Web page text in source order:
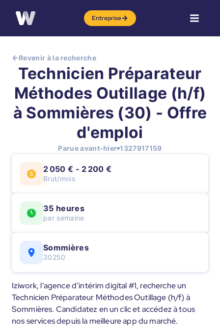
Entreprise
Revenir à la recherche
Technicien Préparateur
Méthodes Outillage (h/f)
à Sommières (30) - Offre
d'emploi
Parue avant-hier 1327917159
2 050 € - 2 200 €
Brut/mois
35 heures
par semaine
Sommières
30250
Iziwork, l'agence d’intérim digital #1, recherche un
Technicien Préparateur Méthodes Outillage (h/f) à
Sommières. Candidatez en un clic et accédez à tous
nos services depuis la meilleure app du marché.